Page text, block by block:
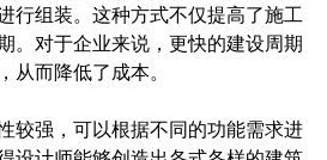
行组装。这种方式不仅提高了施工
。对于企业来说，更快的建设周期
从而降低了成本。
较强，可以根据不同的功能需求进